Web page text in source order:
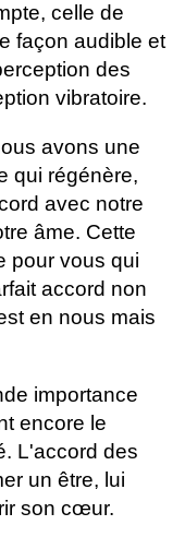
celle de
façon audible et
des
vibratoire.
avons une
qui régénère,
avec notre
âme. Cette
pour vous qui
accord non
en nous mais
importance
encore le
L'accord des
un être, lui
son cœur.